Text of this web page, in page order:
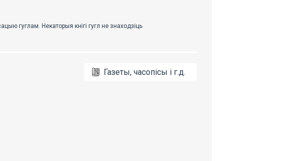
Газеты, часопісы і г.д.